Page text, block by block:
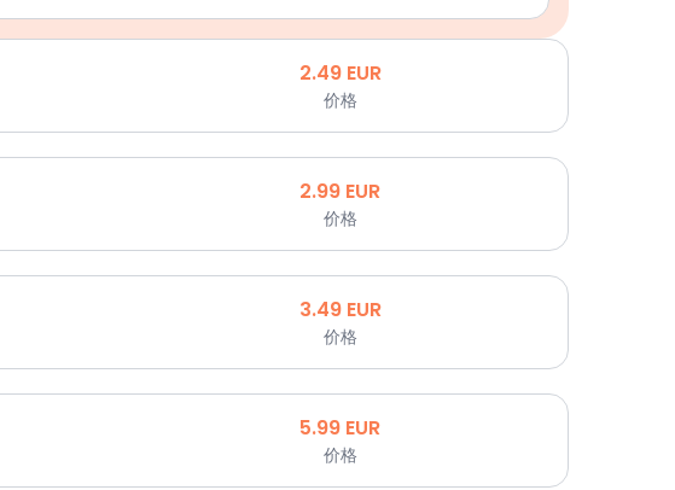
2.49 EUR
价格
2.99 EUR
价格
3.49 EUR
价格
5.99 EUR
价格